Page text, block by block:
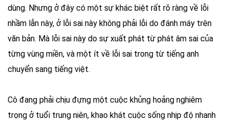
dùng. Nhưng ở đây có một sự khác biệt rất rõ ràng về lỗi
nhầm lẫn này, ở lỗi sai này không phải lỗi do đánh máy trên
văn bản. Mà lỗi sai này do sự xuất phát từ phát âm sai của
từng vùng miền, và một ít về lỗi sai trong từ tiếng anh
chuyển sang tiếng việt.
Cô đang phải chịu đựng một cuộc khủng hoảng nghiêm
trọng ở tuổi trung niên, khao khát cuộc sống nhịp độ nhanh